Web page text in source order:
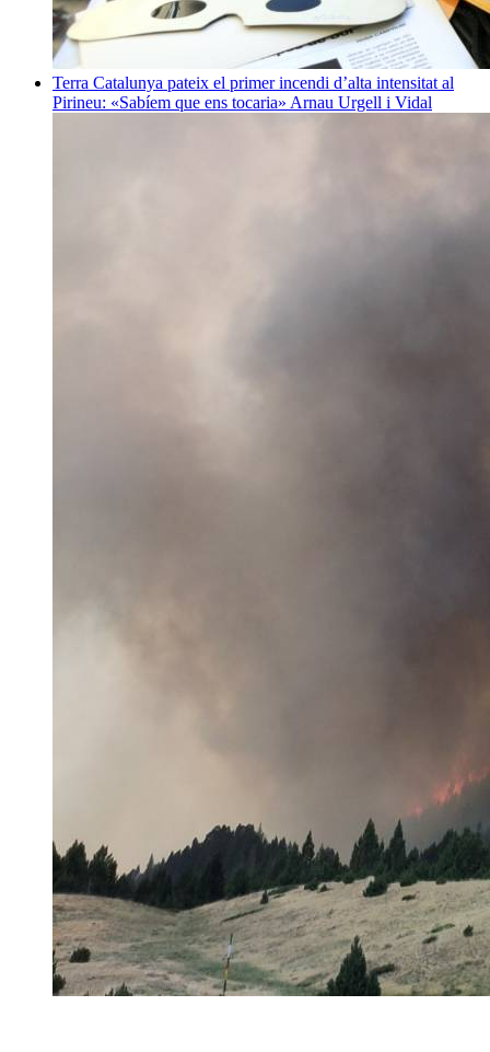
Terra Catalunya pateix el primer incendi d’alta intensitat al
Pirineu: «Sabíem que ens tocaria» Arnau Urgell i Vidal